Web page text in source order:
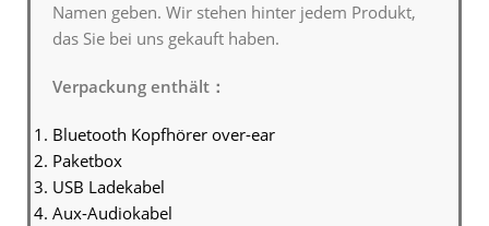
Namen geben. Wir stehen hinter jedem Produkt,
das Sie bei uns gekauft haben.
Verpackung enthält：
Bluetooth Kopfhörer over-ear
Paketbox
USB Ladekabel
Aux-Audiokabel